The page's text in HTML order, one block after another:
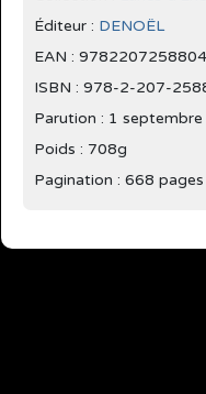
Éditeur : DENOËL
EAN : 9782207258804
ISBN : 978-2-207-
Parution : 1
Poids : 708g
Pagination : 668 pages